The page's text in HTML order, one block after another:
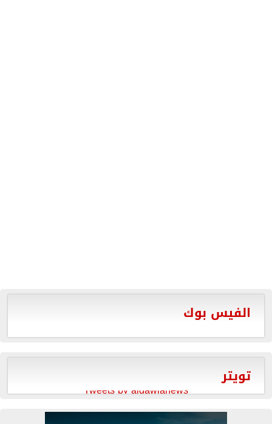
الفيس بوك
تويتر
Tweets by aldawlanews